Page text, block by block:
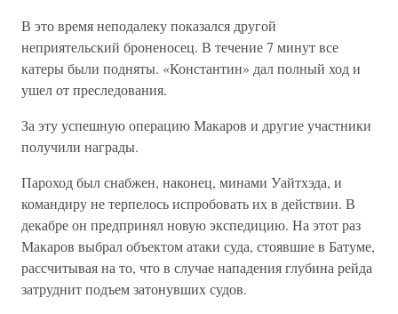
В это время неподалеку показался другой
неприятельский броненосец. В течение 7 минут все
катеры были подняты. «Константин» дал полный ход и
ушел от преследования.
За эту успешную операцию Макаров и другие участники
получили награды.
Пароход был снабжен, наконец, минами Уайтхэда, и
командиру не терпелось испробовать их в действии. В
декабре он предпринял новую экспедицию. На этот раз
Макаров выбрал объектом атаки суда, стоявшие в Батуме,
рассчитывая на то, что в случае нападения глубина рейда
затруднит подъем затонувших судов.